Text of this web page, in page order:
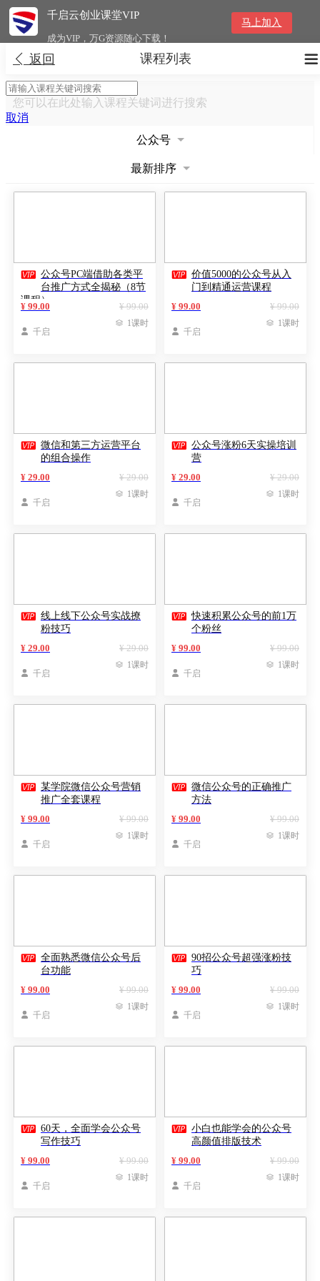
千启云创业课堂VIP
成为VIP，万G资源随心下载！
马上加入
 返回 
课程列表
您可以在此处输入课程关键词进行搜索
取消
公众号
最新排序
 公众号PC端借助各类平
台推广方式全揭秘（8节
课程）
¥ 99.00
¥ 99.00
 千启
 1课时
 价值5000的公众号从入
门到精通运营课程
¥ 99.00
¥ 99.00
 千启
 1课时
 微信和第三方运营平台
的组合操作
¥ 29.00
¥ 29.00
 千启
 1课时
 公众号涨粉6天实操培训
营
¥ 29.00
¥ 29.00
 千启
 1课时
 线上线下公众号实战撩
粉技巧
¥ 29.00
¥ 29.00
 千启
 1课时
 快速积累公众号的前1万
个粉丝
¥ 99.00
¥ 99.00
 千启
 1课时
 某学院微信公众号营销
推广全套课程
¥ 99.00
¥ 99.00
 千启
 1课时
 微信公众号的正确推广
方法
¥ 99.00
¥ 99.00
 千启
 1课时
 全面熟悉微信公众号后
台功能
¥ 99.00
¥ 99.00
 千启
 1课时
 90招公众号超强涨粉技
巧
¥ 99.00
¥ 99.00
 千启
 1课时
 60天，全面学会公众号
写作技巧
¥ 99.00
¥ 99.00
 千启
 1课时
 小白也能学会的公众号
高颜值排版技术
¥ 99.00
¥ 99.00
 千启
 1课时